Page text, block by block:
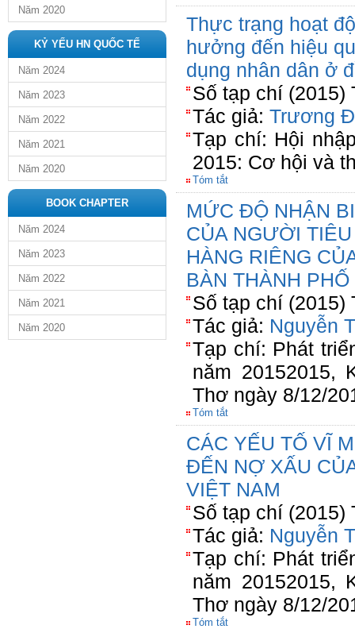
Năm 2020
KỶ YẾU HN QUỐC TẾ
Năm 2024
Năm 2023
Năm 2022
Năm 2021
Năm 2020
BOOK CHAPTER
Năm 2024
Năm 2023
Năm 2022
Năm 2021
Năm 2020
Thực trạng hoạt
hưởng đến hiệu
dụng nhân dân ở
Số tạp chí (2015)
Tác giả: Trương
Tạp chí: Hội
2015: Cơ hội và
Tóm tắt
MỨC ĐỘ NHẬN
CỦA NGƯỜI
HÀNG RIÊNG
BÀN THÀNH
Số tạp chí (2015)
Tác giả: Nguyễn
Tạp chí: Phát
năm 20152015,
Thơ ngày 8/12/
Tóm tắt
CÁC YẾU TỐ VĨ
ĐẾN NỢ XẤU
VIỆT NAM
Số tạp chí (2015)
Tác giả: Nguyễn
Tạp chí: Phát
năm 20152015,
Thơ ngày 8/12/
Tóm tắt